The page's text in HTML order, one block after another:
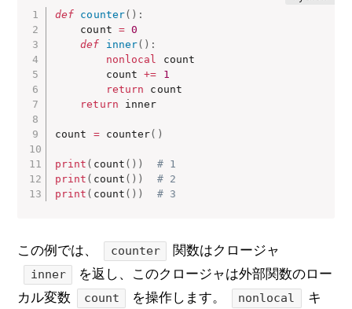
def counter( ) :
    count
= 0
def
inner( ) :
nonlocal
count
        count
+=
1
return count
return inner
count = counter( )
print ( count ( ) )
# 1
print ( count ( ) )
# 2
print ( count ( ) ) # 3
この例では、 counter 関数はクロージャ
inner
を返し、このクロージャは外部関数のロー
カル変数
count を操作します。 nonlocal
キ